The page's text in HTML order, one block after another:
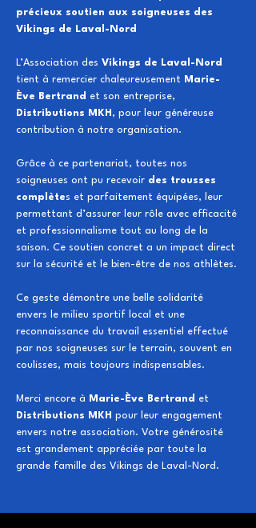
précieux soutien aux soigneuses des
Vikings de Laval-Nord
L’Association des Vikings de Laval-Nord
tient à remercier chaleureusement Marie-
Ève Bertrand
et son entreprise,
Distributions MKH , pour leur généreuse
contribution à notre organisation.
Grâce à ce partenariat, toutes nos
soigneuses ont pu recevoir des trousses
complètes et parfaitement équipées, leur
permettant d’assurer leur rôle avec efficacité
et professionnalisme tout au long de la
saison. Ce soutien concret a un impact direct
sur la sécurité et le bien-être de nos athlètes.
Ce geste démontre une belle solidarité
envers le milieu sportif local et une
reconnaissance du travail essentiel effectué
par nos soigneuses sur le terrain, souvent en
coulisses, mais toujours indispensables.
Merci encore à Marie-Ève Bertrand
et
Distributions MKH pour leur engagement
envers notre association. Votre générosité
est grandement appréciée par toute la
grande famille des Vikings de Laval-Nord.